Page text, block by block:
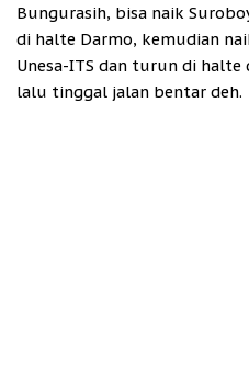
Bungurasih, bisa naik
di halte Darmo, kemudian
Unesa-ITS dan turun di
lalu tinggal jalan bentar deh.